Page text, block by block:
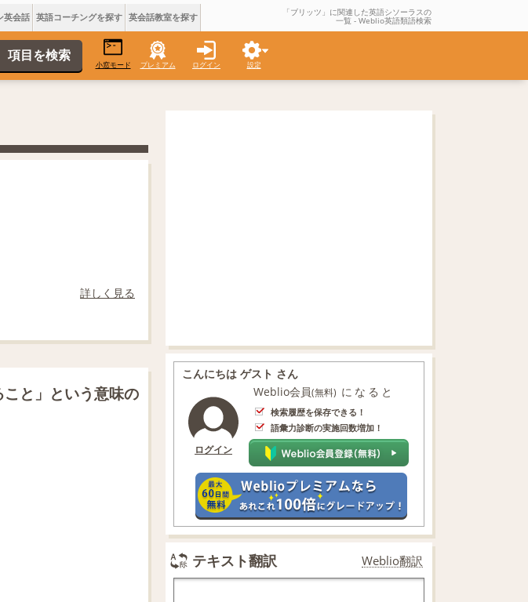
英会話 英語コーチングを探す 英会話教室を探す 「ブリッツ」に関連した英語シソーラスの
一覧 - Weblio英語類語検索
小窓モード プレミアム ログイン 設定
詳しく見る
こと」という意味の
こんにちは ゲスト さん
ログイン
Weblio会員(無料) になると
検索履歴を保存できる！
語彙力診断の実施回数増加！
テキスト翻訳 Weblio翻訳